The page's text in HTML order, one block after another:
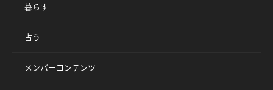
暮らす
占う
メンバーコンテンツ